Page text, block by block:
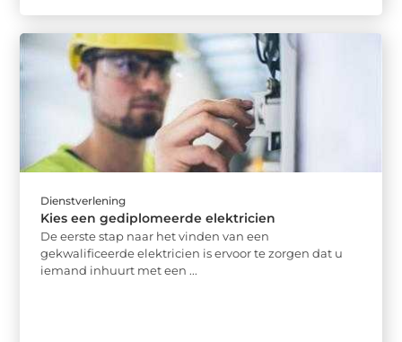
Dienstverlening
Kies een gediplomeerde elektricien
De eerste stap naar het vinden van een
gekwalificeerde elektricien is ervoor te zorgen dat u
iemand inhuurt met een ...